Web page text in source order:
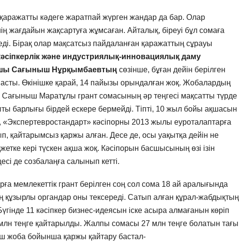
кәдеге жаратпай жүрген жандар да бар. Олар
жағдайын жақсартуға жұмсаған. Айталық, біреуі бұл сомаға
Бірақ олар мақсатсыз пайдаланған қаражаттың сұрауы
және индустриялық-инновациялық даму
Сағыныш Нұрқымбаевтың сөзінше, бұған дейін берілген
Өкінішке қарай, 14 пайызы орындалған жоқ. Жобалардың
Маратұлы грант сомасының әр теңгесі мақсатты түрде
барлығы бірдей ескере бермейді. Тіпті, 10 жыл бойы ақшасын
кәсіпорны 2013 жылы еуроталаптарға
қайтарымсыз қаржы алған. Десе де, осы уақытқа дейін не
кері түскен ақша жоқ. Кәсіпорын басшысының өзі ізін
де созбалаңға салынып кетті.
мемлекеттік грант берілген соң сол сома 18 ай аралығында
құзырлы органдар оны тексереді. Сатып алған құрал-жабдықтың
11 кәсіпкер бизнес-идеясын іске асыра алмағанын көріп
теңге қайтарылды. Жалпы сомасы 27 млн теңге болатын тағы
жоба бойынша қаржы қайтару бастал-